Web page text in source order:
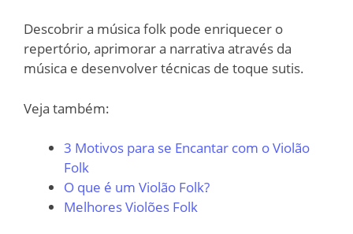
Descobrir a música folk pode enriquecer o
repertório, aprimorar a narrativa através da
música e desenvolver técnicas de toque sutis.
Veja também:
3 Motivos para se Encantar com o Violão
Folk
O que é um Violão Folk?
Melhores Violões Folk